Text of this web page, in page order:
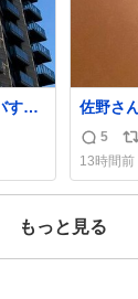
すぎ
を
佐野さ
りした
ごすぎる
返
信
数
5
リ
ポ
ス
13時間前
もっと見る